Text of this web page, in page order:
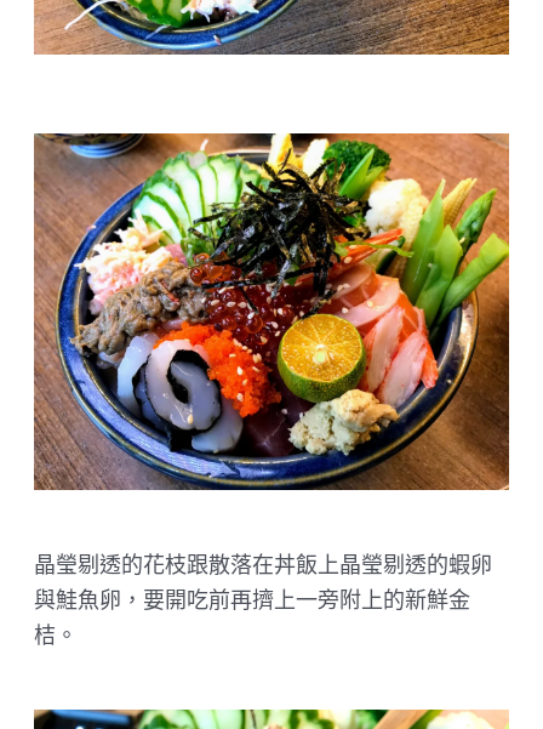
晶瑩剔透的花枝跟散落在丼飯上晶瑩剔透的蝦卵
與鮭魚卵，要開吃前再擠上一旁附上的新鮮金
桔。